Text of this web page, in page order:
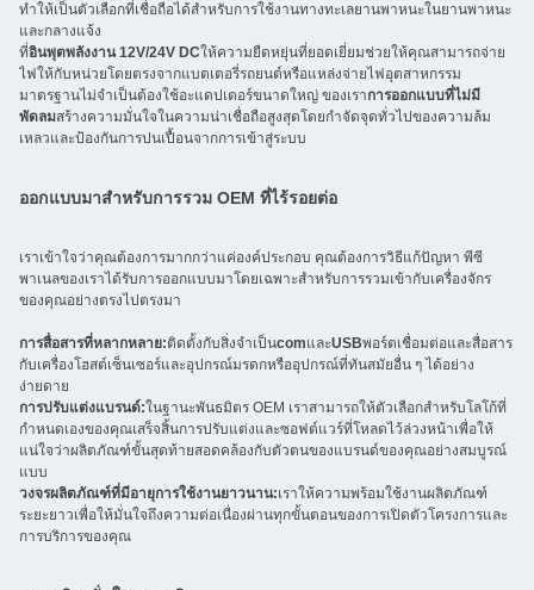
ทำให้เป็นตัวเลือกที่เชื่อถือได้สำหรับการใช้งานทางทะเลยานพาหนะในยานพาหนะ
และกลางแจ้ง
ที่อินพุตพลังงาน 12V/24V DCให้ความยืดหยุ่นที่ยอดเยี่ยมช่วยให้คุณสามารถจ่าย
ไฟให้กับหน่วยโดยตรงจากแบตเตอรี่รถยนต์หรือแหล่งจ่ายไฟอุตสาหกรรม
มาตรฐานไม่จำเป็นต้องใช้อะแดปเตอร์ขนาดใหญ่ ของเราการออกแบบที่ไม่มี
พัดลมสร้างความมั่นใจในความน่าเชื่อถือสูงสุดโดยกำจัดจุดทั่วไปของความล้ม
เหลวและป้องกันการปนเปื้อนจากการเข้าสู่ระบบ
ออกแบบมาสำหรับการรวม OEM ที่ไร้รอยต่อ
เราเข้าใจว่าคุณต้องการมากกว่าแค่องค์ประกอบ คุณต้องการวิธีแก้ปัญหา พีซี
พาเนลของเราได้รับการออกแบบมาโดยเฉพาะสำหรับการรวมเข้ากับเครื่องจักร
ของคุณอย่างตรงไปตรงมา
การสื่อสารที่หลากหลาย:ติดตั้งกับสิ่งจำเป็นcomและUSBพอร์ตเชื่อมต่อและสื่อสาร
กับเครื่องโฮสต์เซ็นเซอร์และอุปกรณ์มรดกหรืออุปกรณ์ที่ทันสมัยอื่น ๆ ได้อย่าง
ง่ายดาย
การปรับแต่งแบรนด์:ในฐานะพันธมิตร OEM เราสามารถให้ตัวเลือกสำหรับโลโก้ที่
กำหนดเองของคุณเสร็จสิ้นการปรับแต่งและซอฟต์แวร์ที่โหลดไว้ล่วงหน้าเพื่อให้
แน่ใจว่าผลิตภัณฑ์ขั้นสุดท้ายสอดคล้องกับตัวตนของแบรนด์ของคุณอย่างสมบูรณ์
แบบ
วงจรผลิตภัณฑ์ที่มีอายุการใช้งานยาวนาน:เราให้ความพร้อมใช้งานผลิตภัณฑ์
ระยะยาวเพื่อให้มั่นใจถึงความต่อเนื่องผ่านทุกขั้นตอนของการเปิดตัวโครงการและ
การบริการของคุณ